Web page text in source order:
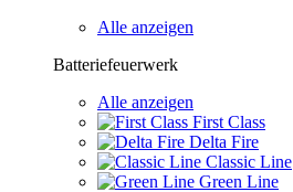
Alle anzeigen
Batteriefeuerwerk
Alle anzeigen
First Class
Delta Fire
Classic Line
Green Line